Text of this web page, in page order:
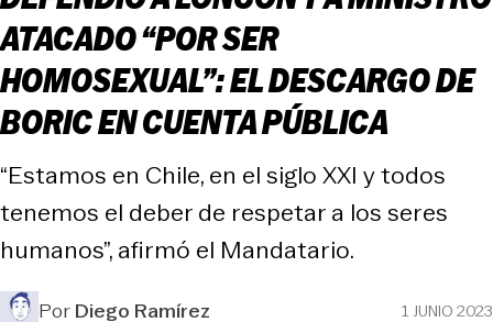
ATACADO “POR SER
HOMOSEXUAL”: EL DESCARGO DE
BORIC EN CUENTA PÚBLICA
“Estamos en Chile, en el siglo XXI y todos
tenemos el deber de respetar a los seres
humanos”, afirmó el Mandatario.
PorDiego Ramírez 1 JUNIO 2023